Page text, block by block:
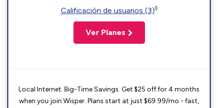
Calificación de usuarios (3)◊
Ver Planes
Local Internet. Big-Time Savings. Get $25 off for 4 months
when you join Wisper. Plans start at just $69.99/mo - fast,